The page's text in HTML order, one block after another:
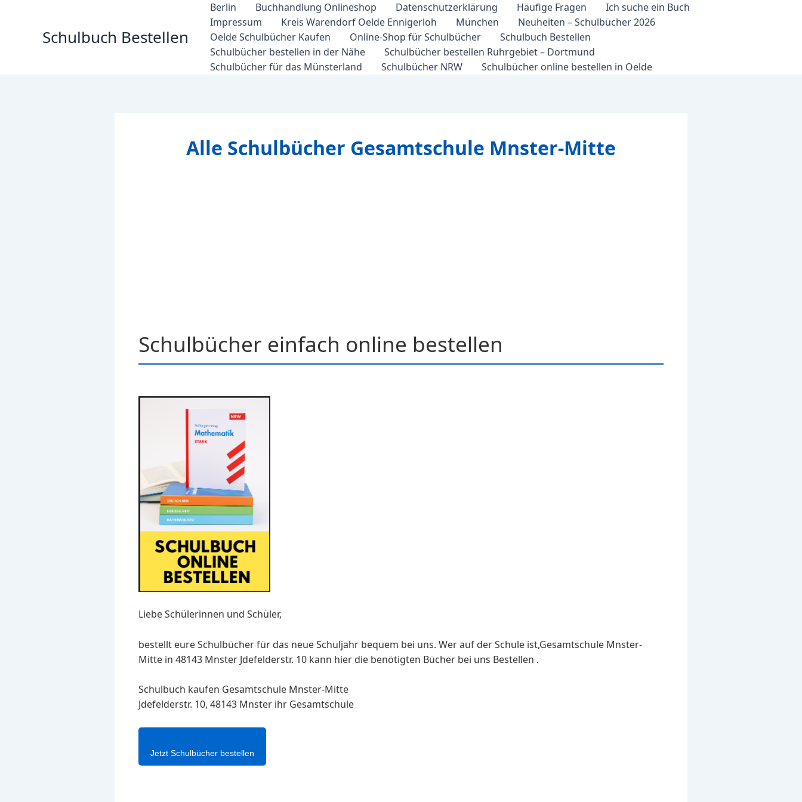
Schulbuch Bestellen
Berlin Buchhandlung Onlineshop Datenschutzerklärung Häufige Fragen
Ich suche ein Buch
Impressum
Kreis Warendorf Oelde Ennigerloh München
Neuheiten – Schulbücher 2026
Oelde Schulbücher Kaufen
Online-Shop für Schulbücher
Schulbuch Bestellen
Schulbücher bestellen in der Nähe
Schulbücher bestellen Ruhrgebiet – Dortmund
Schulbücher für das Münsterland
Schulbücher NRW Schulbücher online bestellen in Oelde
Alle Schulbücher Gesamtschule Mnster-Mitte
Schulbücher einfach online bestellen
Liebe Schülerinnen und Schüler,
bestellt eure Schulbücher für das neue Schuljahr bequem bei uns. Wer auf der Schule ist,Gesamtschule Mnster-
Mitte in 48143 Mnster Jdefelderstr. 10 kann hier die benötigten Bücher bei uns Bestellen .
Schulbuch kaufen Gesamtschule Mnster-Mitte
Jdefelderstr. 10, 48143 Mnster ihr Gesamtschule
Jetzt Schulbücher bestellen